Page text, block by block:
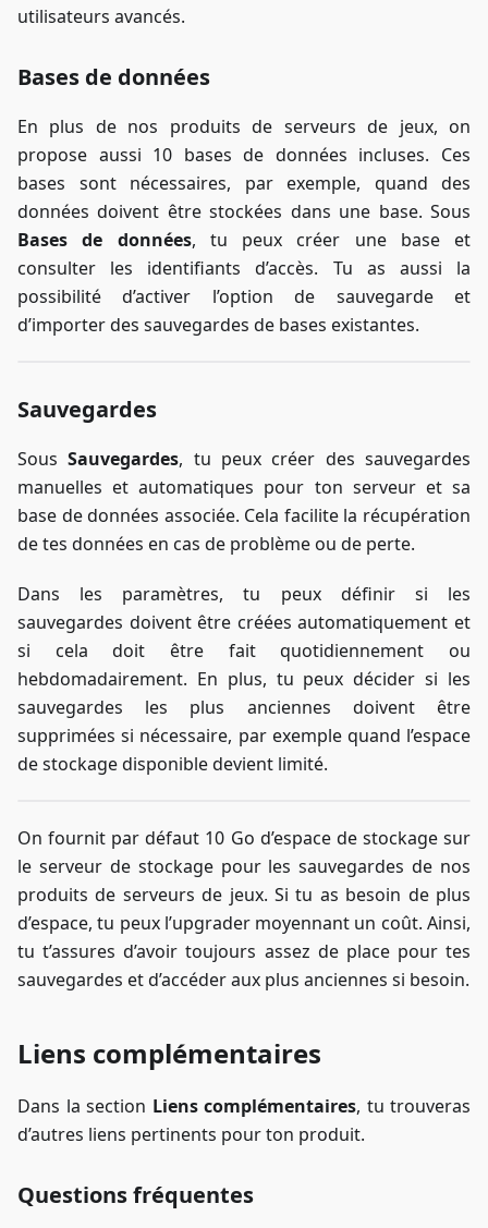
utilisateurs avancés.
Bases de données
En plus de nos produits de serveurs de jeux, on
propose aussi 10 bases de données incluses. Ces
bases sont nécessaires, par exemple, quand des
données doivent être stockées dans une base. Sous
Bases de données, tu peux créer une base et
consulter les identifiants d’accès. Tu as aussi la
possibilité d’activer l’option de sauvegarde et
d’importer des sauvegardes de bases existantes.
Sauvegardes
SousSauvegardes, tu peux créer des sauvegardes
manuelles et automatiques pour ton serveur et sa
base de données associée. Cela facilite la récupération
de tes données en cas de problème ou de perte.
Dans les paramètres, tu peux définir si les
sauvegardes doivent être créées automatiquement et
si cela doit être fait quotidiennement ou
hebdomadairement. En plus, tu peux décider si les
sauvegardes les plus anciennes doivent être
supprimées si nécessaire, par exemple quand l’espace
de stockage disponible devient limité.
On fournit par défaut 10 Go d’espace de stockage sur
le serveur de stockage pour les sauvegardes de nos
produits de serveurs de jeux. Si tu as besoin de plus
d’espace, tu peux l’upgrader moyennant un coût. Ainsi,
tu t’assures d’avoir toujours assez de place pour tes
sauvegardes et d’accéder aux plus anciennes si besoin.
Liens complémentaires
Dans la section Liens complémentaires, tu trouveras
d’autres liens pertinents pour ton produit.
Questions fréquentes